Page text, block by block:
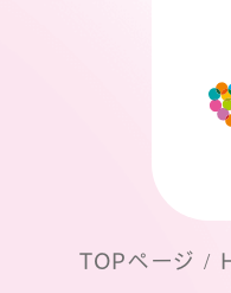
TOPページ